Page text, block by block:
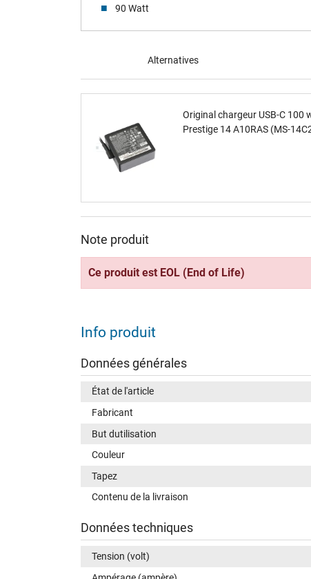
90 Watt
Alternatives
Original chargeur USB-C 100
Prestige 14 A10RAS (MS-
Note produit
Ce produit est EOL (End of Life)
Info produit
Données générales
État de l'article
Fabricant
But dutilisation
Couleur
Tapez
Contenu de la livraison
Données techniques
Tension (volt)